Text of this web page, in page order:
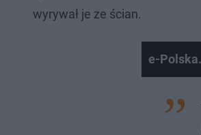
wyrywał je ze ścian.
e-